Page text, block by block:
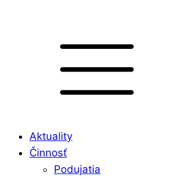
Aktuality
Činnosť
Podujatia